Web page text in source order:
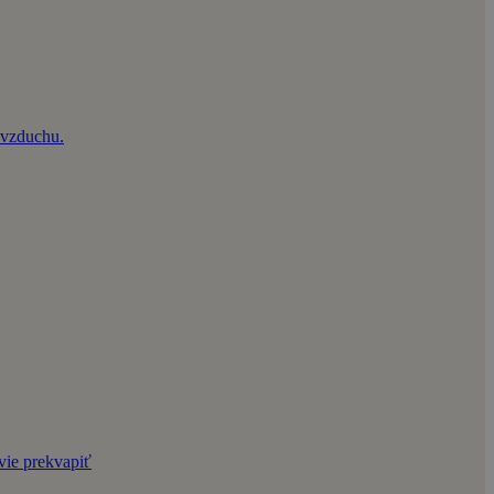
prekvapiť